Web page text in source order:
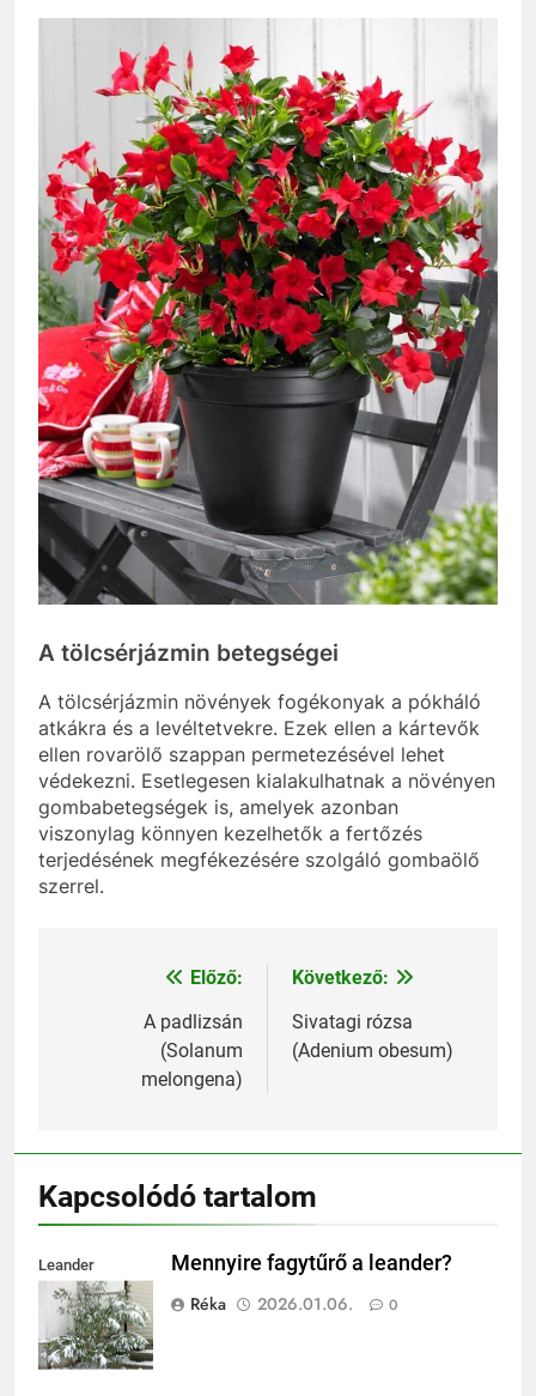
A tölcsérjázmin betegségei
A tölcsérjázmin növények fogékonyak a pókháló
atkákra és a levéltetvekre. Ezek ellen a kártevők
ellen rovarölő szappan permetezésével lehet
védekezni. Esetlegesen kialakulhatnak a növényen
gombabetegségek is, amelyek azonban
viszonylag könnyen kezelhetők a fertőzés
terjedésének megfékezésére szolgáló gombaölő
szerrel.
Bejegyzés
navigáció
Előző:
A padlizsán
(Solanum
melongena)
Következő:
Sivatagi rózsa
(Adenium obesum)
Kapcsolódó tartalom
Leander
fagytűrése
Mennyire fagytűrő a leander?
Réka
2026.01.06. 0